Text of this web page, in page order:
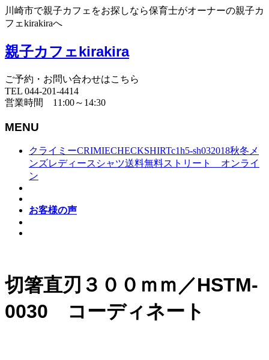
川崎市で親子カフェをお探しなら保育士がオーナーの親子カ
フェkirakiraへ
親子カフェkirakira
ご予約・お問い合わせはこちら
TEL 044-201-4414
営業時間 11:00～14:30
MENU
クライミーCRIMIECHECKSHIRTc1h5-sh032018秋冬メ
ンズレディースシャツ送料無料ストリート オンライ
ン
お客様の声
切箸直刃３００ｍｍ／HSTM-
0030 コーディネート